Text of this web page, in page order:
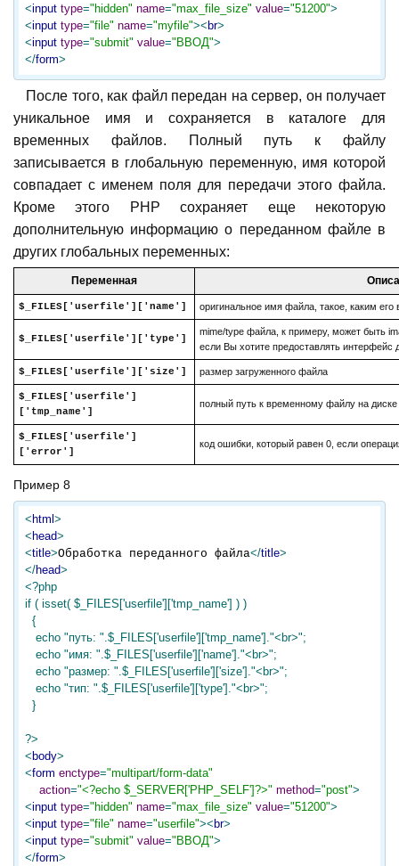
<input type="hidden" name="max_file_size" value="51200">
<input type="file" name="myfile">< br>
<input type="submit" value="ВВОД">
</form>
После того, как файл передан на сервер, он получает
уникальное имя и сохраняется в каталоге для
временных файлов. Полный путь к файлу
записывается в глобальную переменную, имя которой
совпадает с именем поля для передачи этого файла.
Кроме этого PHP сохраняет еще некоторую
дополнительную информацию о переданном файле в
других глобальных переменных:
Переменная
$_FILES['userfile']['name'] оригинальное имя файла, такое, каким
$_FILES['userfile']['type']
mime/type файла, к примеру, может быть
если Вы хотите предоставлять интерфейс
$_FILES['userfile']['size'] размер загруженного файла
$_FILES['userfile']
['tmp_name']
полный путь к временному файлу на диске
$_FILES['userfile']
['error']
код ошибки, который равен 0, если
Пример 8
< html >
< head>
<title>Обработка переданного файла</title>
</head>
<?php
if ( isset( $_FILES['userfile']['tmp_name'] ) )
?>
< body>
<form enctype="multipart/form-data"
action="<?echo $_SERVER['PHP_SELF']?>" method="post">
<input type="hidden" name="max_file_size" value="51200">
<input type="file" name="userfile">< br>
<input type="submit" value="ВВОД">
</form>